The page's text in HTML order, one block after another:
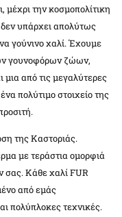
μέχρι την κοσμοπολίτικη
υπάρχει απολύτως
γούνινο χαλί. Έχουμε
γουνοφόρων ζώων,
από τις μεγαλύτερες
πολύτιμο στοιχείο της
της Καστοριάς.
με τεράστια ομορφιά
σας. Κάθε χαλί FUR
από εμάς
πολύπλοκες τεχνικές.